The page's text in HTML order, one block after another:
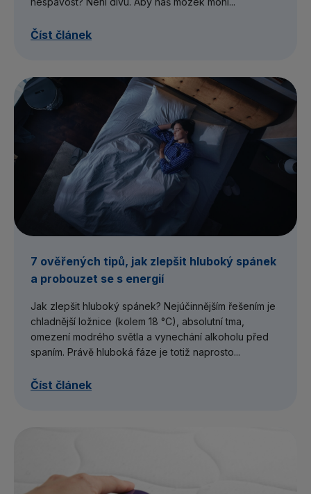
Číst článek
7 ověřených tipů, jak zlepšit hluboký spánek
a probouzet se s energií
Jak zlepšit hluboký spánek? Nejúčinnějším řešením je
chladnější ložnice (kolem 18 °C), absolutní tma,
omezení modrého světla a vynechání alkoholu před
spaním. Právě hluboká fáze je totiž naprosto...
Číst článek